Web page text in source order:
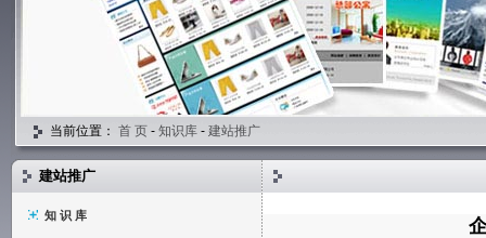
当前位置： 首 页 - 知识库 - 建站推广
建站推广
知 识 库